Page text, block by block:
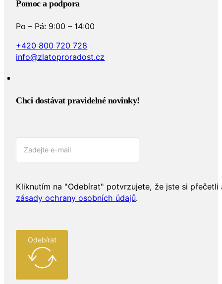
Pomoc a podpora
Po – Pá: 9:00 – 14:00
+420 800 720 728
info@zlatoproradost.cz
Chci dostávat pravidelné novinky!​
Kliknutím na "Odebírat" potvrzujete, že jste si přečetli
zásady ochrany osobních údajů.
Odebírat